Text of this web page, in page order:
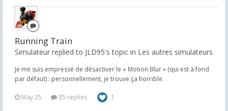
Running Train
Simulateur replied to JLD95's topic in Les autres simulateurs
Je me suis empressé de désactiver le « Motion Blur » (qui est à fond
par défaut) : personnellement, je trouve ça horrible.
May 25 85 replies 1